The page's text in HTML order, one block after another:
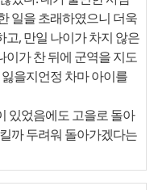
일을 초래하였으니 더욱
, 만일 나이가 차지 않은
이가 찬 뒤에 군역을 지도
을지언정 차마 아이를
있었음에도 고을로 돌아
까 두려워 돌아가겠다는